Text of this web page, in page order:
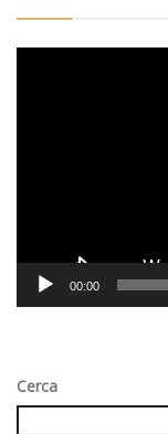
00:00
Cerca